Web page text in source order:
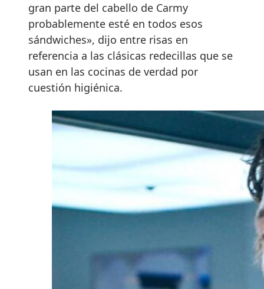
gran parte del cabello de Carmy
probablemente esté en todos esos
sándwiches», dijo entre risas en
referencia a las clásicas redecillas que se
usan en las cocinas de verdad por
cuestión higiénica.